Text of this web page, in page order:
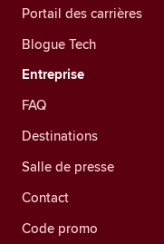
Portail des carrières
Blogue Tech
Entreprise
FAQ
Destinations
Salle de presse
Contact
Code promo